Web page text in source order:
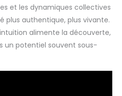
et les dynamiques collectives
plus authentique, plus vivante.
alimente la découverte,
un potentiel souvent sous-